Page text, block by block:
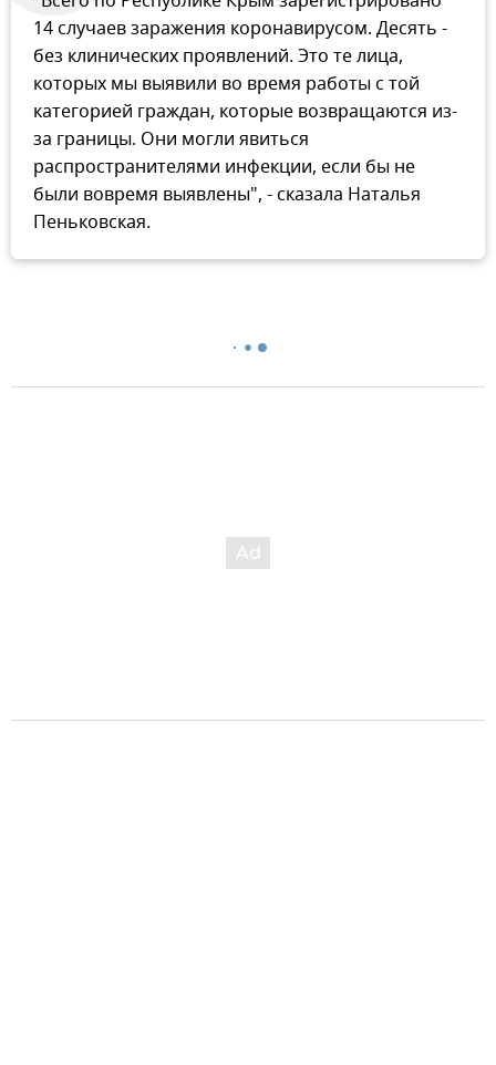
14 случаев заражения коронавирусом. Десять -
без клинических проявлений. Это те лица,
которых мы выявили во время работы с той
категорией граждан, которые возвращаются из-
за границы. Они могли явиться
распространителями инфекции, если бы не
были вовремя выявлены", - сказала Наталья
Пеньковская.